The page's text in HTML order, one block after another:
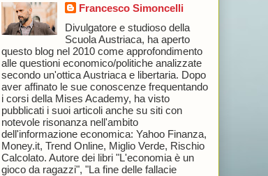
Francesco Simoncelli
Divulgatore e studioso della
Scuola Austriaca, ha aperto
questo blog nel 2010 come approfondimento
alle questioni economico/politiche analizzate
secondo un'ottica Austriaca e libertaria. Dopo
aver affinato le sue conoscenze frequentando
i corsi della Mises Academy, ha visto
pubblicati i suoi articoli anche su siti con
notevole risonanza nell'ambito
dell'informazione economica: Yahoo Finanza,
Money.it, Trend Online, Miglio Verde, Rischio
Calcolato. Autore dei libri "L'economia è un
gioco da ragazzi", "La fine delle fallacie